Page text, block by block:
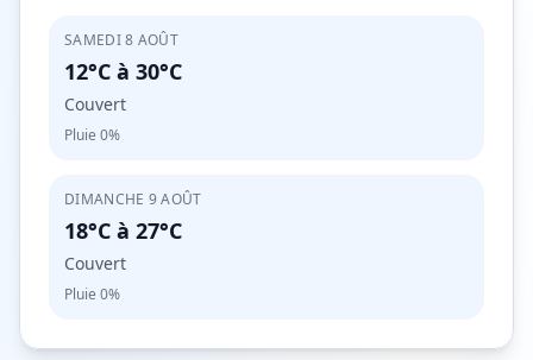
SAMEDI 8 AOÛT
12°C à 30°C
Couvert
Pluie 0%
DIMANCHE 9 AOÛT
18°C à 27°C
Couvert
Pluie 0%